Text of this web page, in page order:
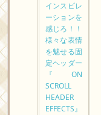
インスピレ
ーションを
感じろ！！
様々な表情
を魅せる固
定ヘッダー
『ON
SCROLL
HEADER
EFFECTS』